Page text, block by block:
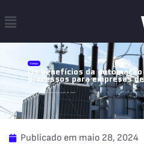
Os benefícios da automação
processos para empresas
Publicado por wisebyte 28 de maio de 2024
Energia
Publicado em maio 28, 2024